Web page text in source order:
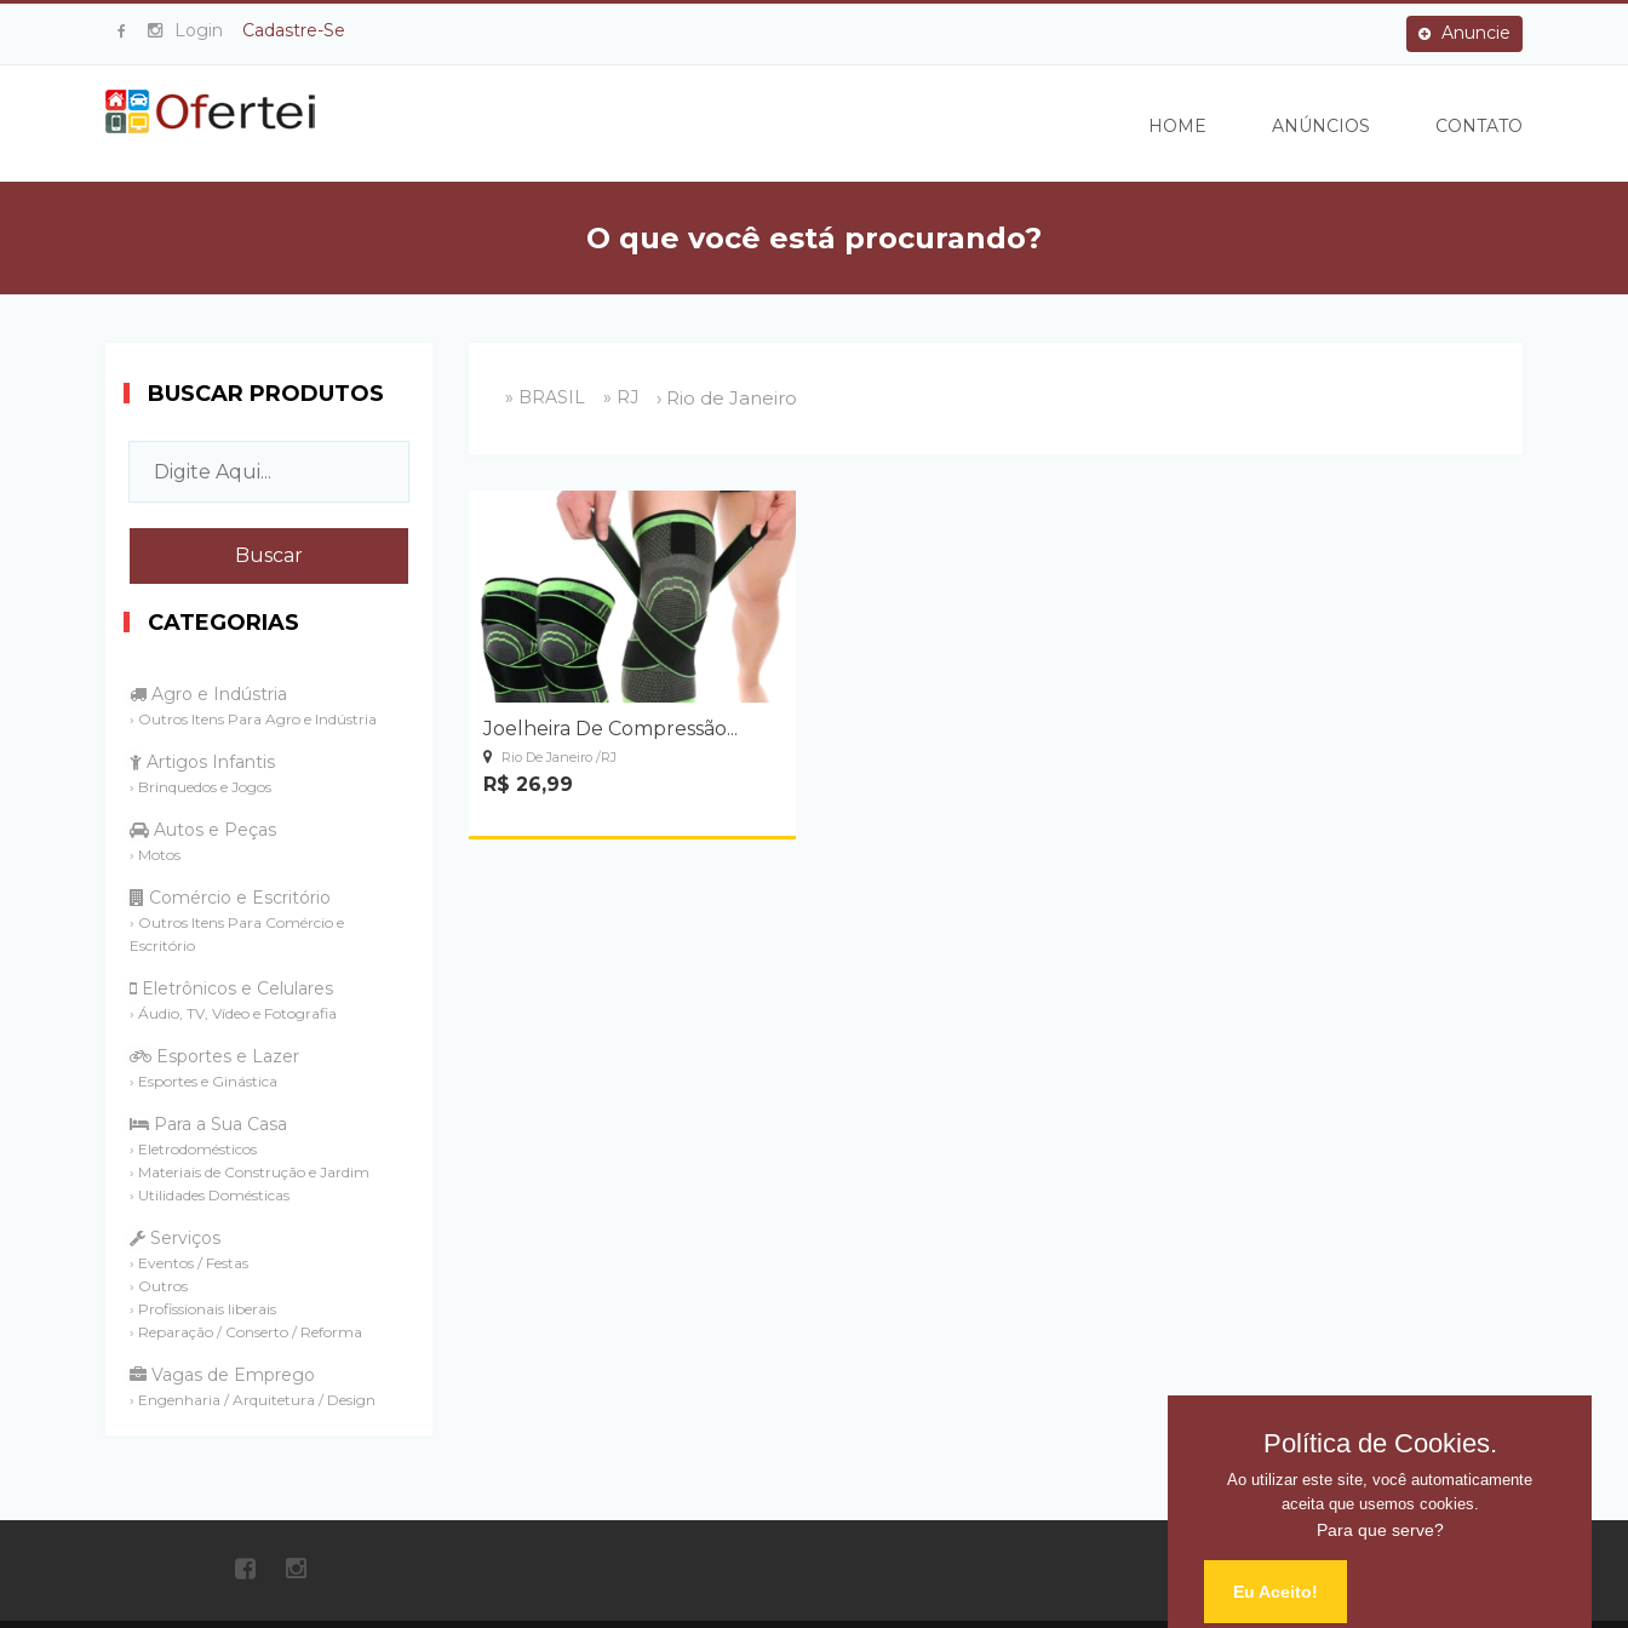
Login Cadastre-Se Anuncie
HOME ANÚNCIOS CONTATO
O que você está procurando?
BUSCAR PRODUTOS
CATEGORIAS
Agro e Indústria
› Outros Itens Para Agro e Indústria
Artigos Infantis
› Brinquedos e Jogos
Autos e Peças
› Motos
Comércio e Escritório
› Outros Itens Para Comércio e
Escritório
Eletrônicos e Celulares
› Áudio, TV, Vídeo e Fotografia
Esportes e Lazer
› Esportes e Ginástica
Para a Sua Casa
› Eletrodomésticos
› Materiais de Construção e Jardim
› Utilidades Domésticas
Serviços
› Eventos / Festas
› Outros
› Profissionais liberais
› Reparação / Conserto / Reforma
Vagas de Emprego
› Engenharia / Arquitetura / Design
» BRASIL » RJ › Rio de Janeiro
Joelheira De Compressão...
Rio De Janeiro /RJ
R$ 26,99
Home Anúncios
Política de Cookies.
Ao utilizar este site, você automaticamente
aceita que usemos cookies.
Para que serve?
Eu Aceito!